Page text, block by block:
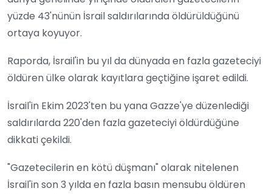
yüzde 43'nünün İsrail saldırılarında öldürüldüğünü
ortaya koyuyor.
Raporda, İsrail'in bu yıl da dünyada en fazla gazeteciyi
öldüren ülke olarak kayıtlara geçtiğine işaret edildi.
İsrail'in Ekim 2023'ten bu yana Gazze'ye düzenlediği
saldırılarda 220'den fazla gazeteciyi öldürdüğüne
dikkati çekildi.
"Gazetecilerin en kötü düşmanı" olarak nitelenen
İsrail'in son 3 yılda en fazla basın mensubu öldüren